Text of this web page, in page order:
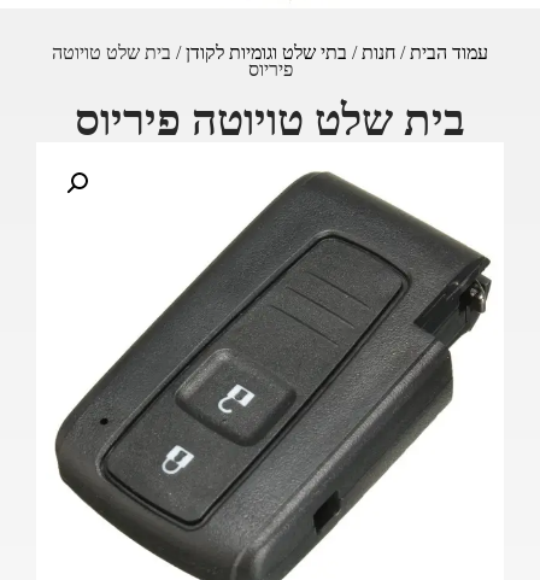
עמוד הבית/חנות/בתי שלט וגומיות לקודן/ בית שלט טויוטה
פיריוס
בית שלט טויוטה פיריוס